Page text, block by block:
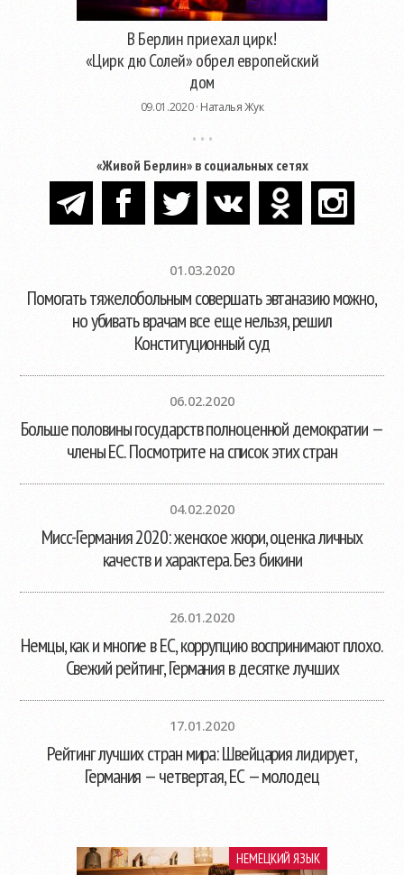
В Берлин приехал цирк!
«Цирк дю Солей» обрел европейский
дом
09.01.2020 ·Наталья Жук
«Живой Берлин» в социальных сетях
01.03.2020
Помогать тяжелобольным совершать эвтаназию можно,
но убивать врачам все еще нельзя, решил
Конституционный суд
06.02.2020
Больше половины государств полноценной демократии —
члены ЕС. Посмотрите на список этих стран
04.02.2020
Мисс-Германия 2020: женское жюри, оценка личных
качеств и характера. Без бикини
26.01.2020
Немцы, как и многие в ЕС, коррупцию воспринимают плохо.
Свежий рейтинг, Германия в десятке лучших
17.01.2020
Рейтинг лучших стран мира: Швейцария лидирует,
Германия — четвертая, ЕС — молодец
НЕМЕЦКИЙ ЯЗЫК